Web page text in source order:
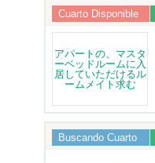
Cuarto Disponible
Buscando Cuarto